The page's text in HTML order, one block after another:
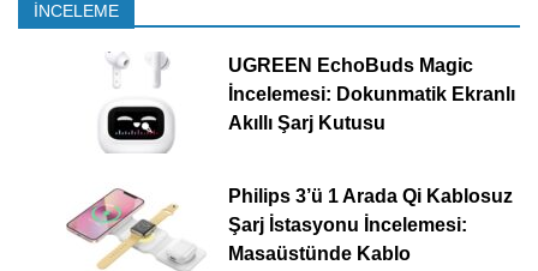
İNCELEME
UGREEN EchoBuds Magic
İncelemesi: Dokunmatik Ekranlı
Akıllı Şarj Kutusu
Philips 3’ü 1 Arada Qi Kablosuz
Şarj İstasyonu İncelemesi:
Masaüstünde Kablo